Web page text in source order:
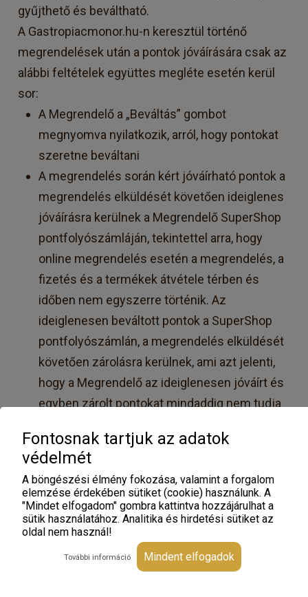
gyűjthető és beváltható.
A Gastropiacmonor.hu-n keresztül történő
megrendelések után a pontok jóváírására csak az
alábbi feltételek együttes megléte esetén kerül
sor:
A Megrendelő a „Beváltás” gombot
megnyomva nyilatkozik, arról, hogy pontokat
szeretne beváltani
A megrendelés során kért jóváírható pontok a
megrendelés elküldését követően ideiglenes
jóváírásra kerülnek a Megrendelő SuperShop
pontfolyószámláján, tekintettel arra, hogy
online megrendelés esetén a megrendelés, a
fizetés és a termékek átvétele térben és
időben nem egyszerre történik. Az
ideiglenesen beváltott pontok a SuperShop
pontfolyószámlán, a megrendelés elküldését
követően zárolásra kerülnek, ami azt jelenti,
hogy a Megrendelő az ideiglenesen jóváírt és
egyben zárolt pontokat mindaddig nem tudja
zárolás feloldásra nem kerül. A zárolás
feloldására abban az esetben kerül sor, ha a
Megrendelő a megrendelésének értékét
kifizette, illetve megrendelését átvette. Az
átvételt követően 7 munkanapon belül
kerülnek a zárolt pontok feloldásra és
Fontosnak tartjuk az adatok
védelmét
A böngészési élmény fokozása, valamint a forgalom
elemzése érdekében sütiket (cookie) használunk. A
"Mindet elfogadom" gombra kattintva hozzájárulhat a
sütik használatához. Analitika és hirdetési sütiket az
oldal nem használ!
További információ Mindent elfogadok